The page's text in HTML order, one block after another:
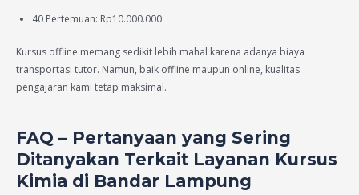
40 Pertemuan: Rp10.000.000
Kursus offline memang sedikit lebih mahal karena adanya biaya
transportasi tutor. Namun, baik offline maupun online, kualitas
pengajaran kami tetap maksimal.
FAQ – Pertanyaan yang Sering
Ditanyakan Terkait Layanan Kursus
Kimia di Bandar Lampung